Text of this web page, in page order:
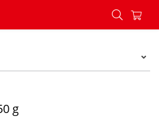
prutić 50 g - Konzum
g